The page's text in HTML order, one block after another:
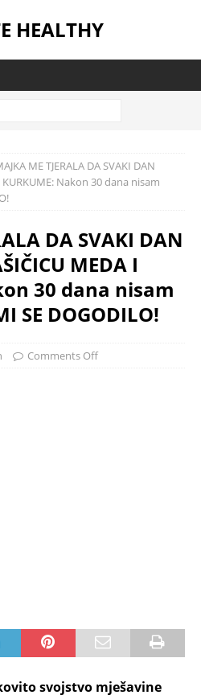
HEALTHY
ME TJERALA DA SVAKI DAN
Nakon 30 dana nisam
DA SVAKI DAN
MEDA I
30 dana nisam
SE DOGODILO!
Comments Off
svojstvo mješavine